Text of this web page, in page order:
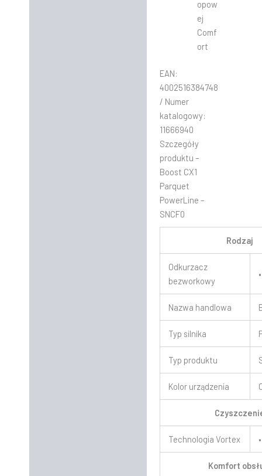
opow
ej
Comf
ort
EAN:
4002516384748
/ Numer
katalogowy:
11666940
Szczegóły
produktu –
Boost CX1
Parquet
PowerLine –
SNCF0
Rodzaj
Odkurzacz
bezworkowy
•
Nazwa handlowa
Typ silnika
Typ produktu
Kolor urządzenia
Technologia Vortex •
Komfort